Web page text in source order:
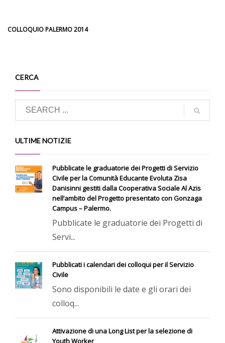
COLLOQUIO PALERMO 2014
CERCA
ULTIME NOTIZIE
Pubblicate le graduatorie dei Progetti di Servizio
Civile per la Comunità Educante Evoluta Zisa
Danisinni gestiti dalla Cooperativa Sociale Al Azis
nell’ambito del Progetto presentato con Gonzaga
Campus – Palermo.
Pubblicate le graduatorie dei Progetti di
Servi...
Pubblicati i calendari dei colloqui per il Servizio
Civile
Sono disponibili le date e gli orari dei
colloq...
Attivazione di una Long List per la selezione di
Youth Worker